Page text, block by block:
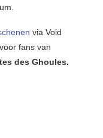
via Void
fans van
des Ghoules.